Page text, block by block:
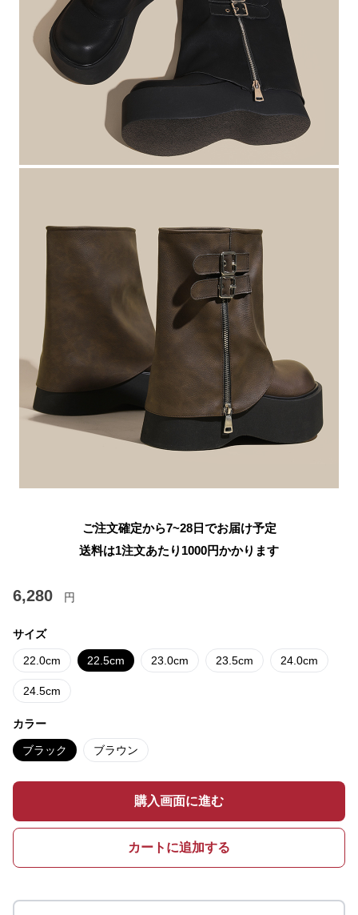
ご注文確定から7~28日でお届け予定
送料は1注文あたり 1000円かかります
6,280 円
サイズ
22.0cm 22.5cm 23.0cm 23.5cm 24.0cm
24.5cm
カラー
ブラック ブラウン
購入画面に進む
カートに追加する